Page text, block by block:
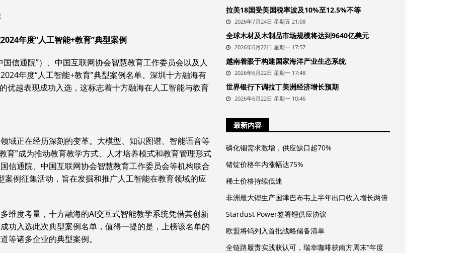
2024年度“人工智能+教育”典型案例
信通院”）、中国互联网协会智慧教育工作委员会以及人
年度“人工智能+教育”典型案例名单。深圳十方融海有
优越表现成功入选，这标志着十方融海在人工智能与教育
域正在经历深刻的变革。大模型、知识图谱、智能语音等
育”成为推动教育教学方式、人才培养模式和教育管理形式
信通院、中国互联网协会智慧教育工作委员会等机构联合
案例征集活动，旨在发掘和推广人工智能在教育领域的应
维度考量，十方融海的AI交互式智能教学系统凭借其创新
功入选此次典型案例名单，值得一提的是，上榜该名单的
等诸多企业的典型案例。
拉美18国受美国税率波及10%至12.5%不等
2026年7月24日 星期五 21:08
全球木材及木制品市场规模将达到9640亿美元
2026年6月22日 星期一 17:57
越南着眼于构建国家海洋产业生态系统
2026年6月22日 星期一 17:48
世界银行下调拉丁美洲经济增长预期
2026年6月22日 星期一 10:46
最新内容
磷化铟需求激增，供应缺口超70%
锗锭价格年内涨幅达75%
稀土价格持续低迷
非洲最大锂生产国津巴布韦上半年出口收入增长两倍
Stardust Power签署锂供应协议
欧盟将钨列入首批战略储备清单
全链路履责实践获认可，瑞幸咖啡获南方周末“年度